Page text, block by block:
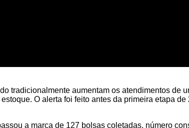
tradicionalmente aumentam os atendimentos
O alerta foi feito antes da primeira etapa
a marca de 127 bolsas coletadas, número